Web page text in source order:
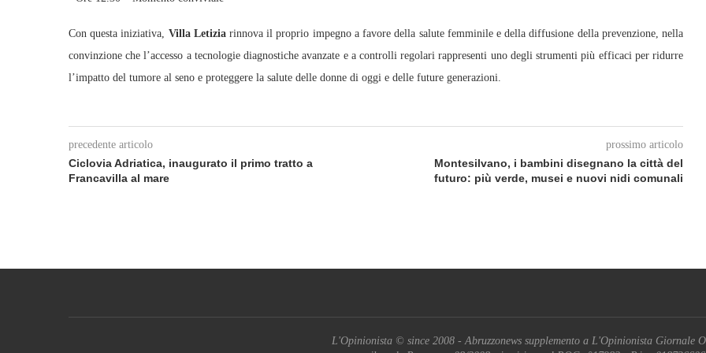
Con questa iniziativa, Villa Letiziarinnova il proprio impegno a favore della salute femminile e della diffusione della prevenzione, nella
convinzione che l’accesso a tecnologie diagnostiche avanzate e a controlli regolari rappresenti uno degli strumenti più efficaci per ridurre
l’impatto del tumore al seno e proteggere la salute delle donne di oggi e delle future generazioni.
precedente articolo
Ciclovia Adriatica, inaugurato il primo tratto a
Francavilla al mare
prossimo articolo
Montesilvano, i bambini disegnano la città del
futuro: più verde, musei e nuovi nidi comunali
L'Opinionista © since 2008 - Abruzzonews supplemento a L'Opinionista Giornale